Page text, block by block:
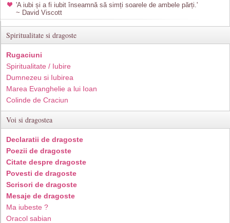
'A iubi și a fi iubit înseamnă să simți soarele de ambele părți.'
~ David Viscott
Spiritualitate si dragoste
Rugaciuni
Spiritualitate / Iubire
Dumnezeu si Iubirea
Marea Evanghelie a lui Ioan
Colinde de Craciun
Voi si dragostea
Declaratii de dragoste
Poezii de dragoste
Citate despre dragoste
Povesti de dragoste
Scrisori de dragoste
Mesaje de dragoste
Ma iubeste ?
Oracol sabian